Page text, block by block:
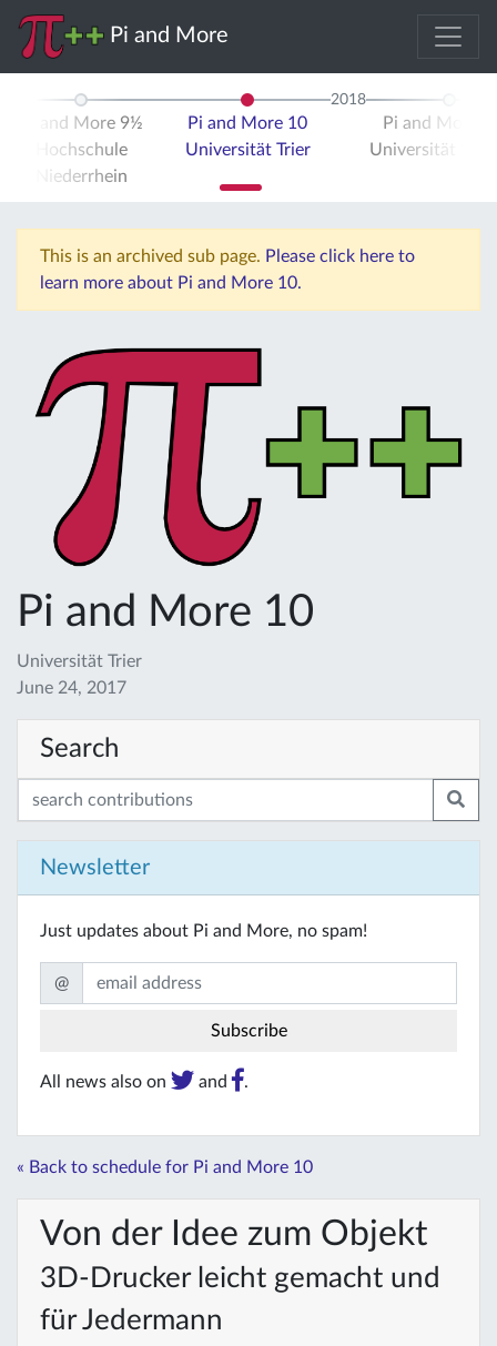
Pi and More
Pi and More 9½
Hochschule
Niederrhein
Pi and More 10
Universität Trier
2018
Pi and More
Universität
This is an archived sub page. Please click here to
learn more about Pi and More 10.
Pi and More 10
Universität Trier
June 24, 2017
Search
Newsletter
Just updates about Pi and More, no spam!
@
All news also on and .
« Back to schedule for Pi and More 10
Von der Idee zum Objekt
3D-Drucker leicht gemacht und
für Jedermann